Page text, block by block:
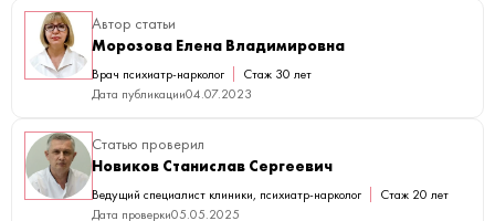
Автор статьи
Морозова Елена Владимировна
Врач психиатр-нарколог
Стаж 30 лет
Дата публикации04.07.2023
Статью проверил
Новиков Станислав Сергеевич
Ведущий специалист клиники, психиатр-нарколог
Стаж 20 лет
Дата проверки05.05.2025